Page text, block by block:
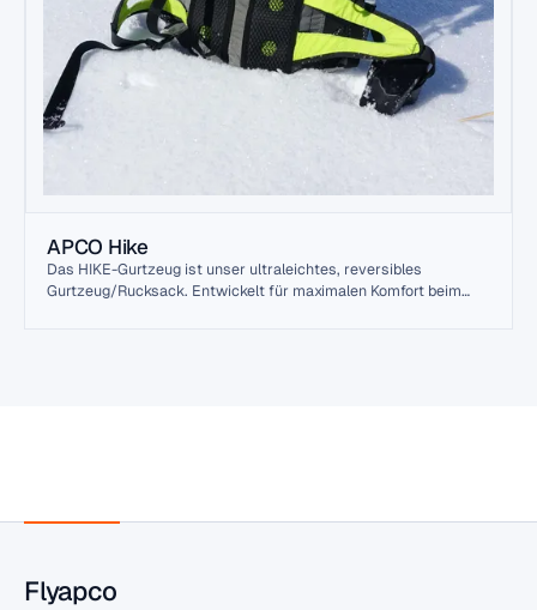
APCO Hike
Das HIKE-Gurtzeug ist unser ultraleichtes, reversibles
Gurtzeug/Rucksack. Entwickelt für maximalen Komfort beim
Flyapco